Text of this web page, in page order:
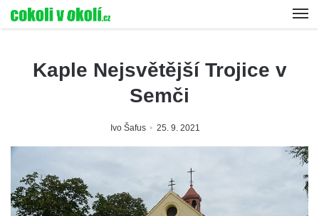
Kaple Nejsvětější Trojice v
Semči
Ivo Šafus 25. 9. 2021